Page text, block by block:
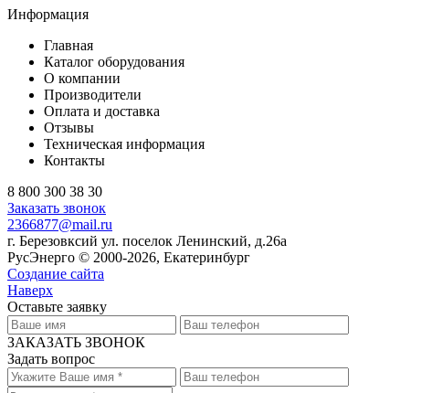
Информация
Главная
Каталог оборудования
О компании
Производители
Оплата и доставка
Отзывы
Техническая информация
Контакты
8 800 300 38 30
Заказать звонок
2366877@mail.ru
г. Березовксий ул. поселок Ленинский, д.26а
РусЭнерго © 2000-2026, Екатеринбург
Создание сайта
Наверх
Оставьте заявку
ЗАКАЗАТЬ ЗВОНОК
Задать вопрос